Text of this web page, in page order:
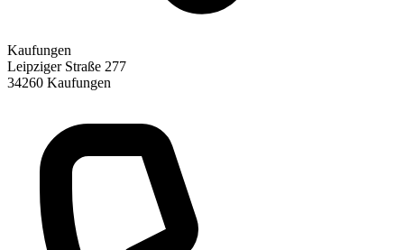
Kaufungen
Leipziger Straße 277
34260 Kaufungen